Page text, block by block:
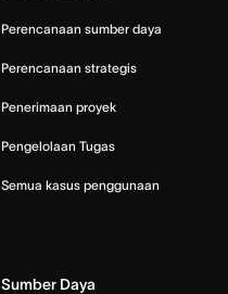
Perencanaan sumber daya
Perencanaan strategis
Penerimaan proyek
Pengelolaan Tugas
Semua kasus penggunaan
Sumber Daya